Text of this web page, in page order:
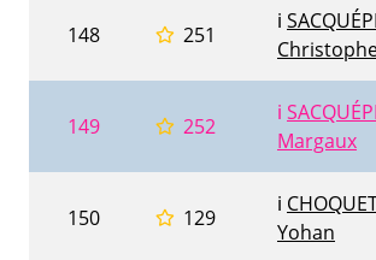
148 251
ℹ️
149 252
ℹ️
Margaux
150 129
ℹ️
Yohan